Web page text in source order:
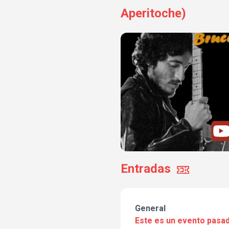
Aperitoche)
Entradas
General
Este es un evento